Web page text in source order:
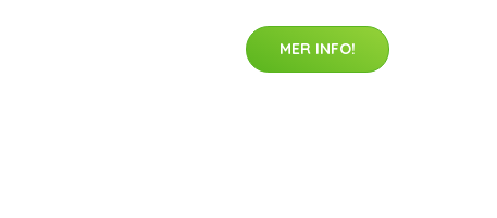
MER INFO!